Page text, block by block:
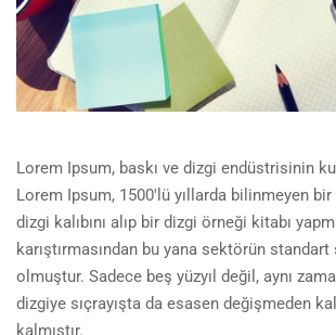
Lorem Ipsum, baskı ve dizgi endüstrisinin
Lorem Ipsum, 1500'lü yıllarda bilinmeyen bir
dizgi kalıbını alıp bir dizgi örneği kitabı
karıştırmasından bu yana sektörün
olmuştur. Sadece beş yüzyıl değil, aynı
dizgiye sıçrayışta da esasen değişmeden
kalmıştır.